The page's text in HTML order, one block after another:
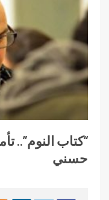
“كتاب النوم”..
حسني